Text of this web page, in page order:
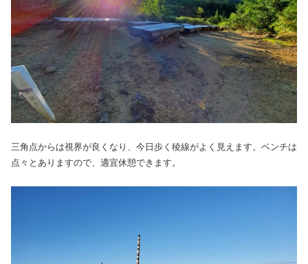
三角点からは視界が良くなり、今日歩く稜線がよく見えます。ベンチは
点々とありますので、適宜休憩できます。